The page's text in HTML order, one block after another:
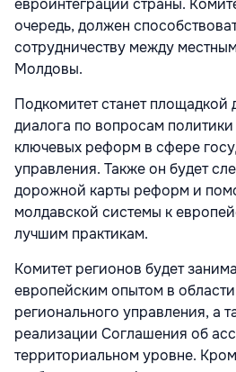
евроинтеграции страны.
очередь, должен
сотрудничеству между
Молдовы.
Подкомитет станет площадкой
диалога по вопросам
ключевых реформ в сфере
управления. Также он будет
дорожной карты реформ и
молдавской системы к
лучшим практикам.
Комитет регионов будет
европейским опытом в
регионального управления, а
реализации Соглашения об
территориальном уровне.